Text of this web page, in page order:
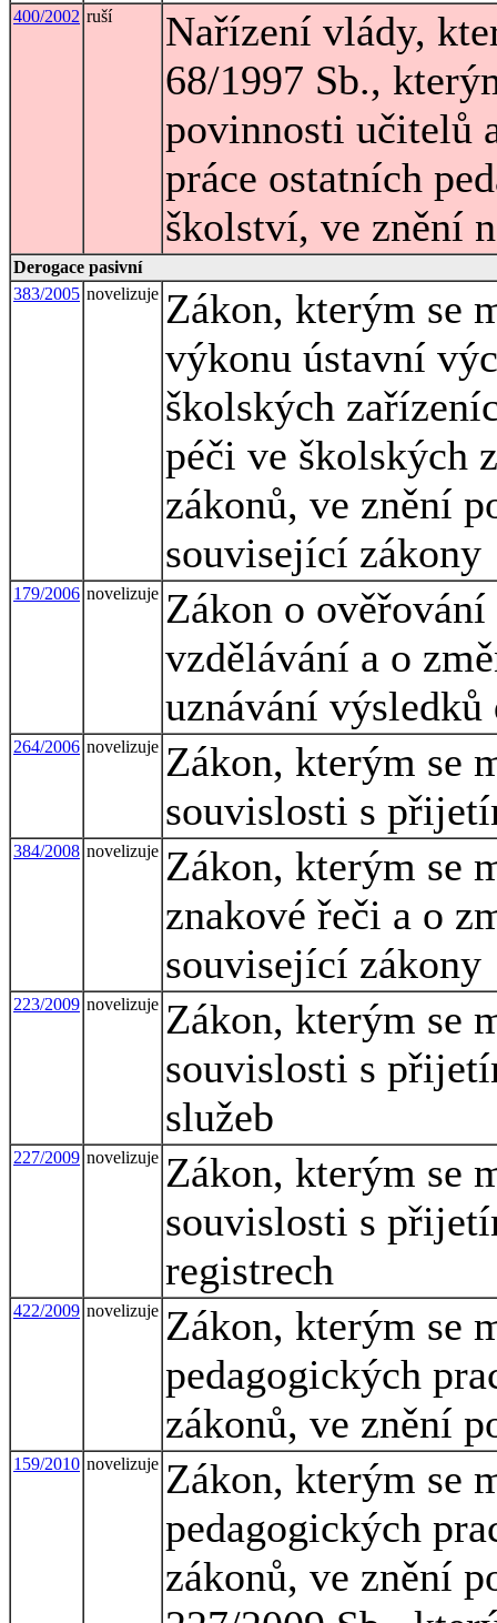
400/2002 ruší
Nařízení vlády,
68/1997 Sb.,
povinnosti učitelů
práce ostatních
školství, ve znění
Derogace pasivní
383/2005 novelizuje Zákon, kterým se
výkonu ústavní
školských
péči ve školských
zákonů, ve znění
související zákony
179/2006 novelizuje Zákon o
vzdělávání a o
uznávání
264/2006 novelizuje Zákon, kterým se
souvislosti s
384/2008 novelizuje Zákon, kterým se
znakové řeči a o
související zákony
223/2009 novelizuje Zákon, kterým se
souvislosti s
služeb
227/2009 novelizuje Zákon, kterým se
souvislosti s
registrech
422/2009 novelizuje Zákon, kterým se
pedagogických
zákonů, ve znění
159/2010 novelizuje Zákon, kterým se
pedagogických
zákonů, ve znění